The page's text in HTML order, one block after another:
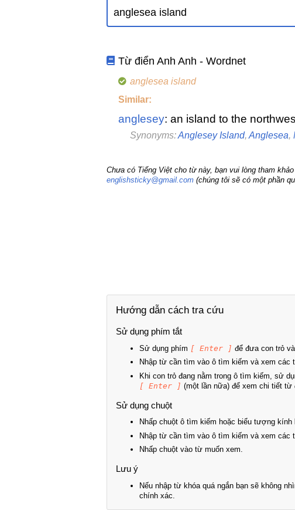
Từ điển Anh Anh - Wordnet
anglesea island
Similar:
anglesey: an island to the
Synonyms:Anglesey Island, Anglesea,
Chưa có Tiếng Việt cho từ này, bạn vui lòng tham
englishsticky@gmail.com (chúng tôi sẽ có một phần
Hướng dẫn cách tra cứu
Sử dụng phím tắt
Sử dụng phím [ Enter ] để đưa con trỏ
Nhập từ cần tìm vào ô tìm kiếm và xem
Khi con trỏ đang nằm trong ô tìm kiếm, sử
[ Enter ] (một lần nữa) để xem chi tiết từ
Sử dụng chuột
Nhấp chuột ô tìm kiếm hoặc biểu tượng kính
Nhập từ cần tìm vào ô tìm kiếm và xem các
Nhấp chuột vào từ muốn xem.
Lưu ý
Nếu nhập từ khóa quá ngắn bạn sẽ không
chính xác.